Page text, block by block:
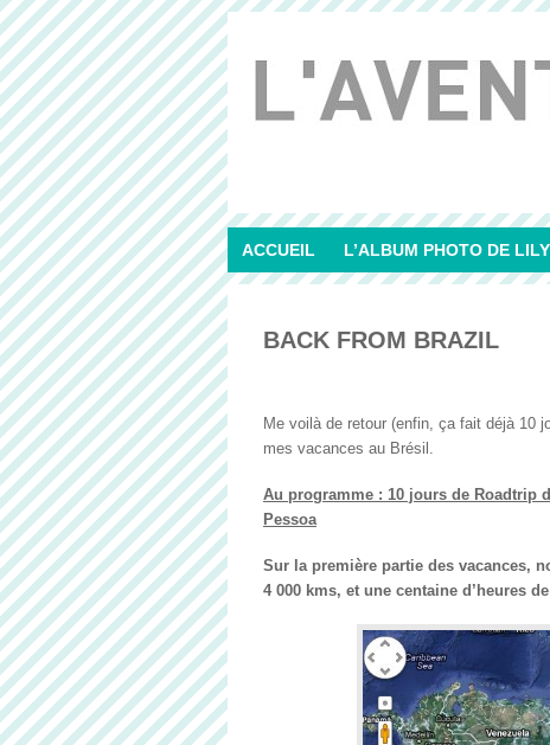
ACCUEIL L’ALBUM PHOTO DE LILY
BACK FROM BRAZIL
Me voilà de retour (enfin, ça fait déjà 10
mes vacances au Brésil.
Au programme : 10 jours de Roadtrip
Pessoa
Sur la première partie des vacances,
4 000 kms, et une centaine d’heures